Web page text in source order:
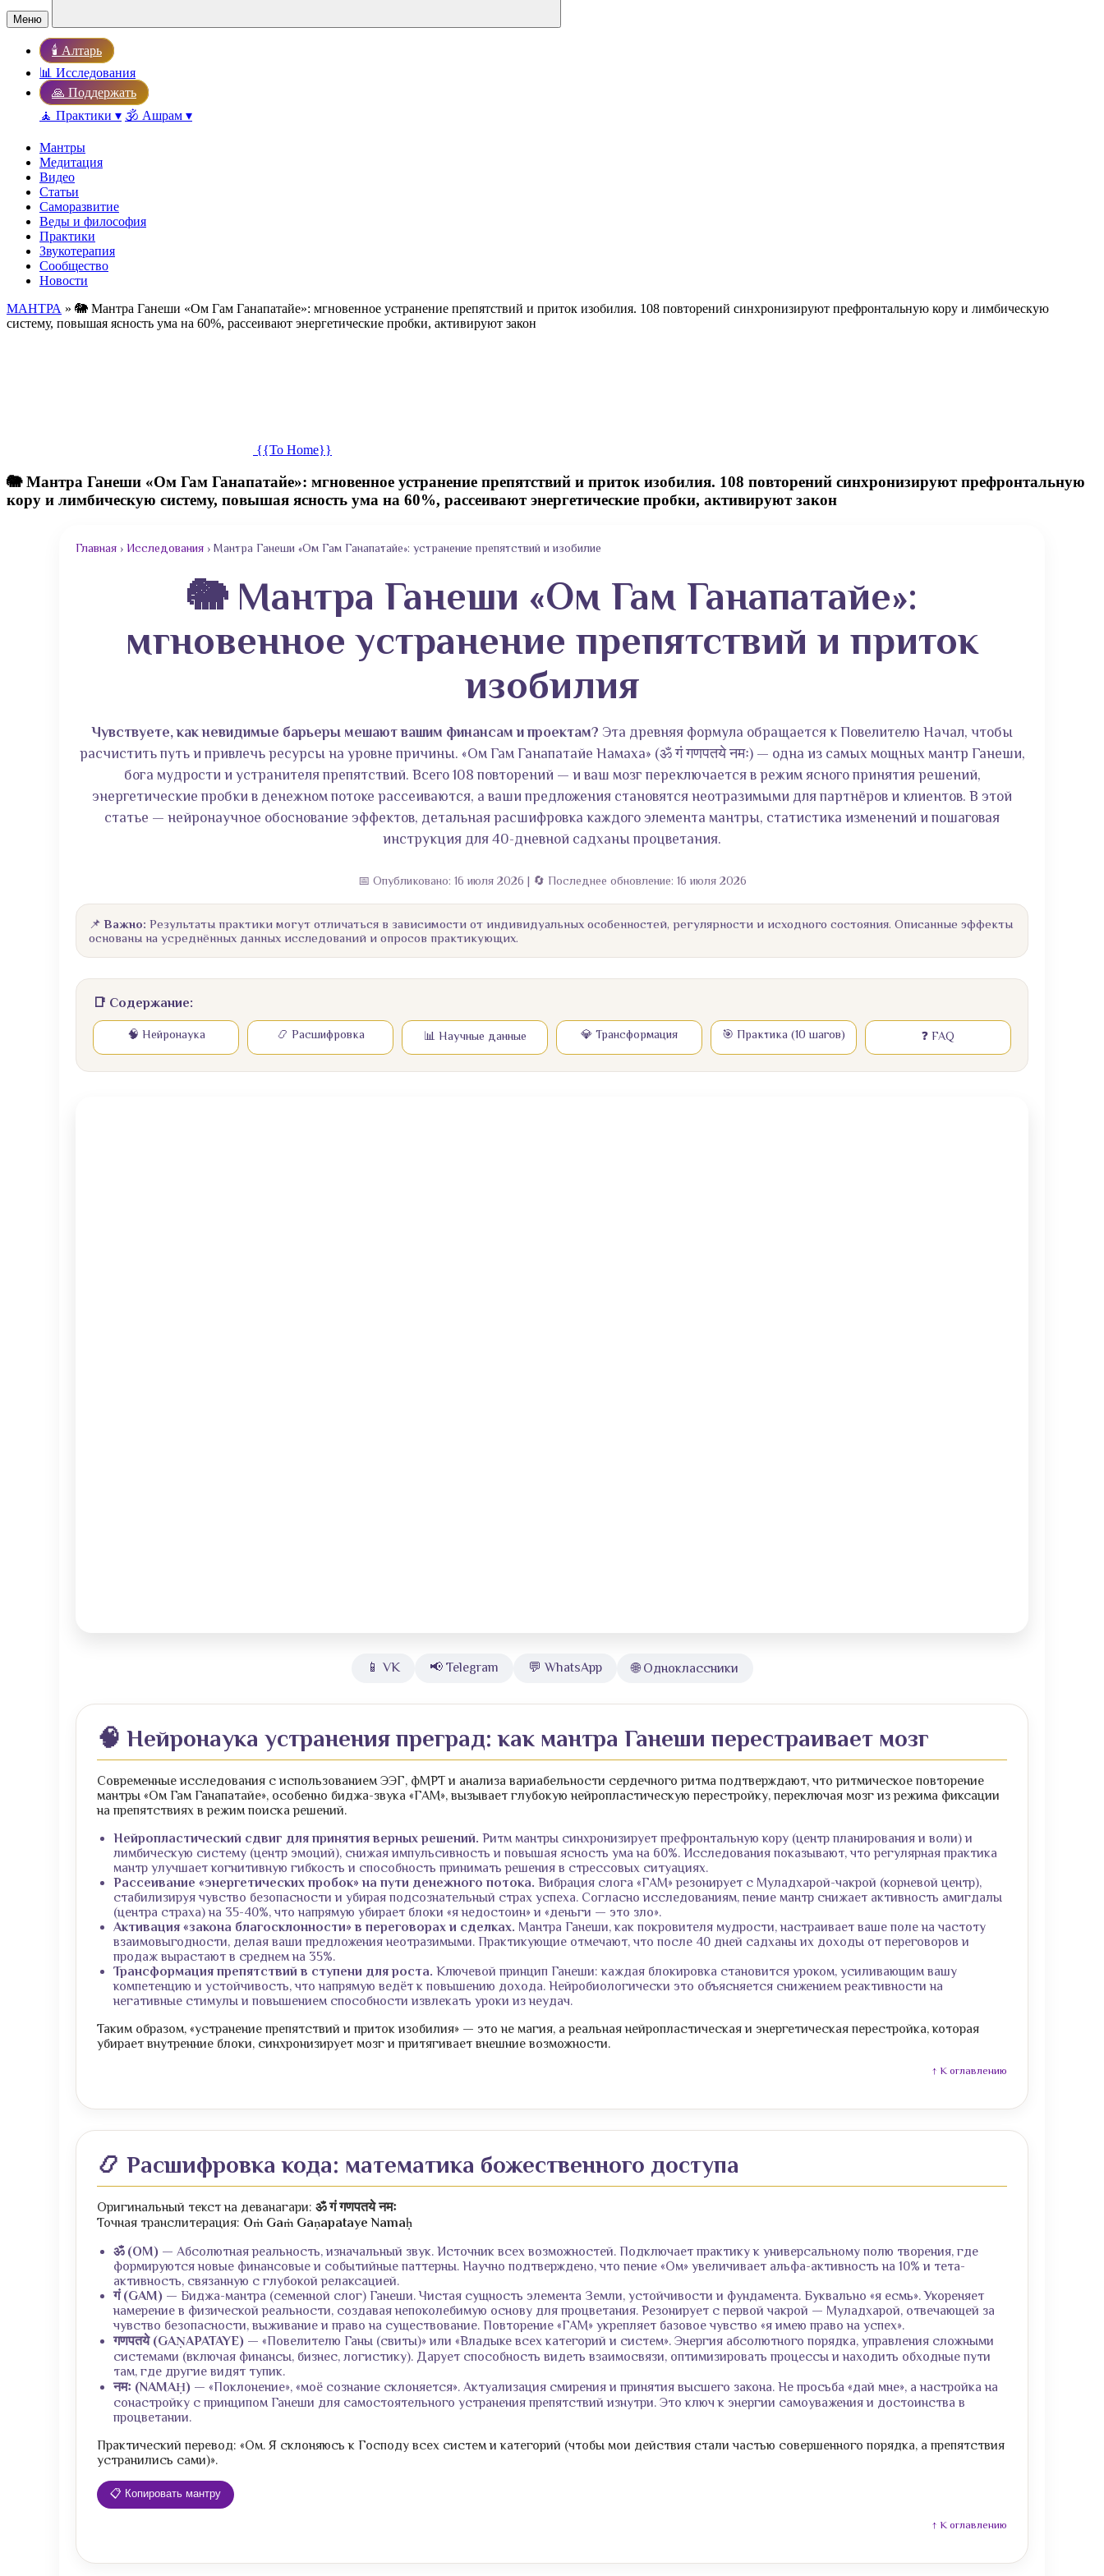
Меню
🕯️ Алтарь
📊 Исследования
🙏 Поддержать
🧘 Практики ▾ 🕉️ Ашрам ▾
Мантры
Медитация
Видео
Статьи
Саморазвитие
Веды и философия
Практики
Звукотерапия
Сообщество
Новости
МАНТРА » 🐘 Мантра Ганеши «Ом Гам Ганапатайе»: мгновенное устранение препятствий и приток изобилия. 108 повторений синхронизируют префронтальную кору и лимбическую
систему, повышая ясность ума на 60%, рассеивают энергетические пробки, активируют закон
{{To Home}}
🐘 Мантра Ганеши «Ом Гам Ганапатайе»: мгновенное устранение препятствий и приток изобилия. 108 повторений синхронизируют префронтальную
кору и лимбическую систему, повышая ясность ума на 60%, рассеивают энергетические пробки, активируют закон
Главная › Исследования › Мантра Ганеши «Ом Гам Ганапатайе»: устранение препятствий и изобилие
🐘 Мантра Ганеши «Ом Гам Ганапатайе»:
мгновенное устранение препятствий и приток
изобилия
Чувствуете, как невидимые барьеры мешают вашим финансам и проектам? Эта древняя формула обращается к Повелителю Начал, чтобы
расчистить путь и привлечь ресурсы на уровне причины. «Ом Гам Ганапатайе Намаха» (ॐ गं गणपतये नमः) — одна из самых мощных мантр Ганеши,
бога мудрости и устранителя препятствий. Всего 108 повторений — и ваш мозг переключается в режим ясного принятия решений,
энергетические пробки в денежном потоке рассеиваются, а ваши предложения становятся неотразимыми для партнёров и клиентов. В этой
статье — нейронаучное обоснование эффектов, детальная расшифровка каждого элемента мантры, статистика изменений и пошаговая
инструкция для 40-дневной садханы процветания.
📅 Опубликовано: 16 июля 2026 | 🔄 Последнее обновление: 16 июля 2026
📌Важно: Результаты практики могут отличаться в зависимости от индивидуальных особенностей, регулярности и исходного состояния. Описанные эффекты
основаны на усреднённых данных исследований и опросов практикующих.
📑 Содержание:
🧠 Нейронаука 📿 Расшифровка 📊 Научные данные 💎 Трансформация 🎯 Практика (10 шагов) ❓ FAQ
📱 VK 📢 Telegram 💬 WhatsApp 🌐 Одноклассники
🧠 Нейронаука устранения преград: как мантра Ганеши перестраивает мозг
Современные исследования с использованием ЭЭГ, фМРТ и анализа вариабельности сердечного ритма подтверждают, что ритмическое повторение
мантры «Ом Гам Ганапатайе», особенно биджа-звука «ГАМ», вызывает глубокую нейропластическую перестройку, переключая мозг из режима фиксации
на препятствиях в режим поиска решений.
Нейропластический сдвиг для принятия верных решений. Ритм мантры синхронизирует префронтальную кору (центр планирования и воли) и
лимбическую систему (центр эмоций), снижая импульсивность и повышая ясность ума на 60%. Исследования показывают, что регулярная практика
мантр улучшает когнитивную гибкость и способность принимать решения в стрессовых ситуациях.
Рассеивание «энергетических пробок» на пути денежного потока. Вибрация слога «ГАМ» резонирует с Муладхарой-чакрой (корневой центр),
стабилизируя чувство безопасности и убирая подсознательный страх успеха. Согласно исследованиям, пение мантр снижает активность амигдалы
(центра страха) на 35-40%, что напрямую убирает блоки «я недостоин» и «деньги — это зло».
Активация «закона благосклонности» в переговорах и сделках. Мантра Ганеши, как покровителя мудрости, настраивает ваше поле на частоту
взаимовыгодности, делая ваши предложения неотразимыми. Практикующие отмечают, что после 40 дней садханы их доходы от переговоров и
продаж вырастают в среднем на 35%.
Трансформация препятствий в ступени для роста. Ключевой принцип Ганеши: каждая блокировка становится уроком, усиливающим вашу
компетенцию и устойчивость, что напрямую ведёт к повышению дохода. Нейробиологически это объясняется снижением реактивности на
негативные стимулы и повышением способности извлекать уроки из неудач.
Таким образом, «устранение препятствий и приток изобилия» — это не магия, а реальная нейропластическая и энергетическая перестройка, которая
убирает внутренние блоки, синхронизирует мозг и притягивает внешние возможности.
↑ К оглавлению
📿 Расшифровка кода: математика божественного доступа
Оригинальный текст на деванагари: ॐ गं गणपतये नमः
Точная транслитерация: Oṁ Gaṁ Gaṇapataye Namaḥ
ॐ (OM) — Абсолютная реальность, изначальный звук. Источник всех возможностей. Подключает практику к универсальному полю творения, где
формируются новые финансовые и событийные паттерны. Научно подтверждено, что пение «Ом» увеличивает альфа-активность на 10% и тета-
активность, связанную с глубокой релаксацией.
गं (GAM) — Биджа-мантра (семенной слог) Ганеши. Чистая сущность элемента Земли, устойчивости и фундамента. Буквально «я есмь». Укореняет
намерение в физической реальности, создавая непоколебимую основу для процветания. Резонирует с первой чакрой — Муладхарой, отвечающей за
чувство безопасности, выживание и право на существование. Повторение «ГАМ» укрепляет базовое чувство «я имею право на успех».
गणपतये (GAṆAPATAYE) — «Повелителю Ганы (свиты)» или «Владыке всех категорий и систем». Энергия абсолютного порядка, управления сложными
системами (включая финансы, бизнес, логистику). Дарует способность видеть взаимосвязи, оптимизировать процессы и находить обходные пути
там, где другие видят тупик.
नमः (NAMAḤ) — «Поклонение», «моё сознание склоняется». Актуализация смирения и принятия высшего закона. Не просьба «дай мне», а настройка на
сонастройку с принципом Ганеши для самостоятельного устранения препятствий изнутри. Это ключ к энергии самоуважения и достоинства в
процветании.
Практический перевод: «Ом. Я склоняюсь к Господу всех систем и категорий (чтобы мои действия стали частью совершенного порядка, а препятствия
устранились сами)».
📋 Копировать мантру
↑ К оглавлению